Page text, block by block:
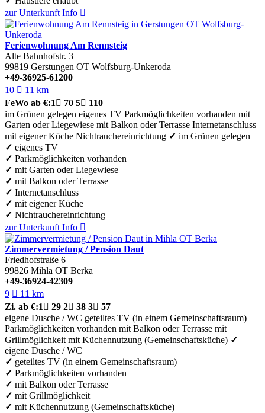
zur Unterkunft Info 
Ferienwohnung Am Rennsteig
Alte Bahnhofstr. 3
99819 Gerstungen OT Wolfsburg-Unkeroda
+49-36925-61200
10  11 km
FeWo ab €:1  70 5 110
im Grünen gelegen eigenes TV Parkmöglichkeiten vorhanden mit
Garten oder Liegewiese mit Balkon oder Terrasse Internetanschluss
mit eigener Küche Nichtrauchereinrichtung ✓ im Grünen gelegen
✓ eigenes TV
✓ Parkmöglichkeiten vorhanden
✓ mit Garten oder Liegewiese
✓ mit Balkon oder Terrasse
✓ Internetanschluss
✓ mit eigener Küche
✓ Nichtrauchereinrichtung
zur Unterkunft Info 
Zimmervermietung / Pension Daut
Friedhofstraße 6
99826 Mihla OT Berka
+49-36924-42309
9  11 km
Zi. ab €:1  29 2 38 3 57
eigene Dusche / WC geteiltes TV (in einem Gemeinschaftsraum)
Parkmöglichkeiten vorhanden mit Balkon oder Terrasse mit
Grillmöglichkeit mit Küchennutzung (Gemeinschaftsküche) ✓
eigene Dusche / WC
✓ geteiltes TV (in einem Gemeinschaftsraum)
✓ Parkmöglichkeiten vorhanden
✓ mit Balkon oder Terrasse
✓ mit Grillmöglichkeit
✓ mit Küchennutzung (Gemeinschaftsküche)